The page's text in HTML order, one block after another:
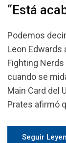
“Está
Podemos
Leon Edwards
Fighting
cuando se
Main Card del
Prates afirmó
Seguir